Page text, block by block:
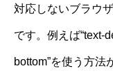
対応しないブラウ
です。例えば“text-
bottom”を使う方法